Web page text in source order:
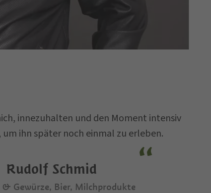
innezuhalten und den Moment intensiv
ihn später noch einmal zu erleben.
Rudolf Schmid
Gewürze, Bier, Milchprodukte